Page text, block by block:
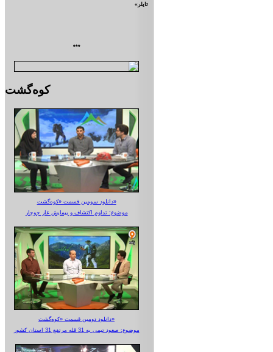
تايلر»
***
کوه‌گشت
دانلود سومین قسمت «کوه‌گشت»
موضوع: تداوم اکتشاف و پیمایش غار جوجار
دانلود دومین قسمت «کوه‌گشت»
موضوع: صعود تیمی به 31 قله مرتفع 31 استان کشور